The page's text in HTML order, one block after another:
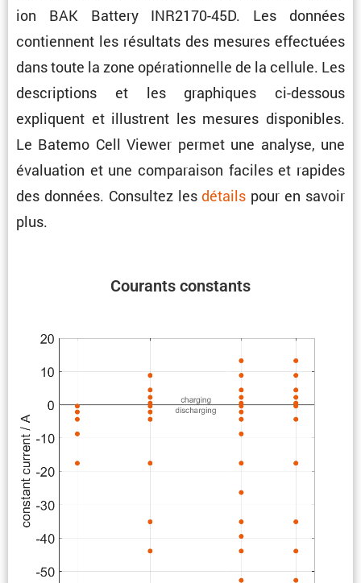
ion BAK Battery INR2170-45D. Les données
contiennent les résul­tats des mesures effec­tuées
dans toute la zone opéra­tion­nelle de la cellule. Les
descrip­tions et les graphiques ci-dessous
expliquent et illus­trent les mesures dispo­nibles.
Le Batemo Cell Viewer permet une analyse, une
évalua­tion et une compa­raison faciles et rapides
des données. Consultez lesdétails pour en savoir
plus.
Courants constants